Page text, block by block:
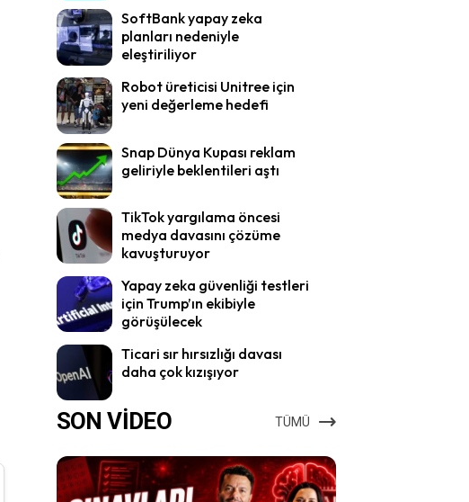
SoftBank yapay zeka
planları nedeniyle
eleştiriliyor
Robot üreticisi Unitree için
yeni değerleme hedefi
Snap Dünya Kupası reklam
geliriyle beklentileri aştı
TikTok yargılama öncesi
medya davasını çözüme
kavuşturuyor
Yapay zeka güvenliği testleri
için Trump’ın ekibiyle
görüşülecek
Ticari sır hırsızlığı davası
daha çok kızışıyor
SON VİDEO TÜMÜ